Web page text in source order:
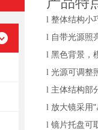
l 整体结构小
l 自带光源照
l 黑色背景，
l 光源可调整
l 主体结构部
l 放大镜采用"
l 镜片托盘可